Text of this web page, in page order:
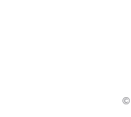
©